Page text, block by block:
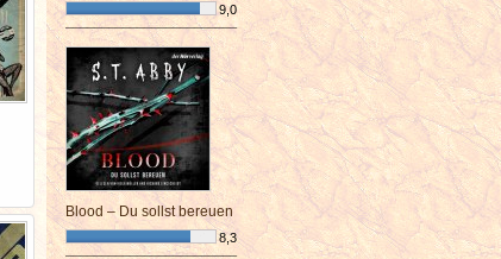
9,0
¯¯¯¯¯¯¯¯¯¯¯¯¯¯¯¯¯¯¯¯¯¯¯¯
Blood – Du sollst bereuen
8,3